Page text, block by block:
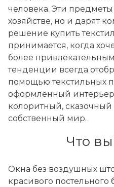
человека. Эти
хозяйстве, но и дарят
решение купить
принимается, когда
более
тенденции всегда
помощью текстильных
оформленный
колоритный,
собственный мир.
Что
Окна без воздушных
красивого постельного